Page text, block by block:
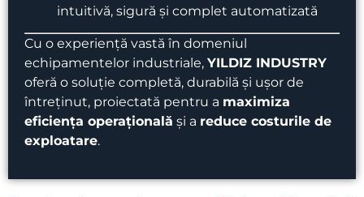
intuitivă, sigură și complet automatizată
Cu o experiență vastă în domeniul
echipamentelor industriale, YILDIZ INDUSTRY
oferă o soluție completă, durabilă și ușor de
întreținut, proiectată pentru a maximiza
eficiența operațională și a reduce costurile de
exploatare.